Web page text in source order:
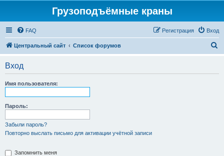
Грузоподъёмные краны
FAQ Вход
Регистрация
Центральный сайт Список форумов
Вход
Имя пользователя:
Пароль:
Забыли пароль?
Повторно выслать письмо для активации учётной записи
Запомнить меня